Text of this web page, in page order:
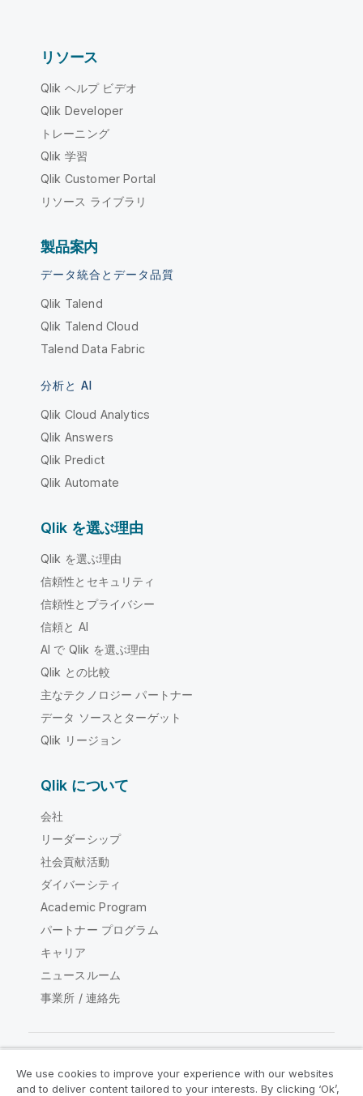
リソース
Qlik ヘルプ ビデオ
Qlik Developer
トレーニング
Qlik 学習
Qlik Customer Portal
リソース ライブラリ
製品案内
データ統合とデータ品質
Qlik Talend
Qlik Talend Cloud
Talend Data Fabric
分析と AI
Qlik Cloud Analytics
Qlik Answers
Qlik Predict
Qlik Automate
Qlik を選ぶ理由
Qlik を選ぶ理由
信頼性とセキュリティ
信頼性とプライバシー
信頼と AI
AI で Qlik を選ぶ理由
Qlik との比較
主なテクノロジー パートナー
データ ソースとターゲット
Qlik リージョン
Qlik について
会社
リーダーシップ
社会貢献活動
ダイバーシティ
Academic Program
パートナー プログラム
キャリア
ニュースルーム
事業所 / 連絡先
Qlik コミュニティ
We use cookies to improve your experience with our websites
and to deliver content tailored to your interests. By clicking ‘Ok’,